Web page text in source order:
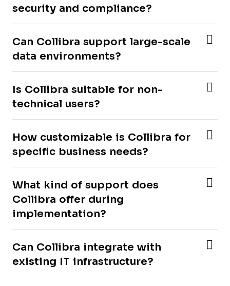
security and compliance?
Can Collibra support large-scale
data environments?
Is Collibra suitable for non-
technical users?
How customizable is Collibra for
specific business needs?
What kind of support does
Collibra offer during
implementation?
Can Collibra integrate with
existing IT infrastructure?